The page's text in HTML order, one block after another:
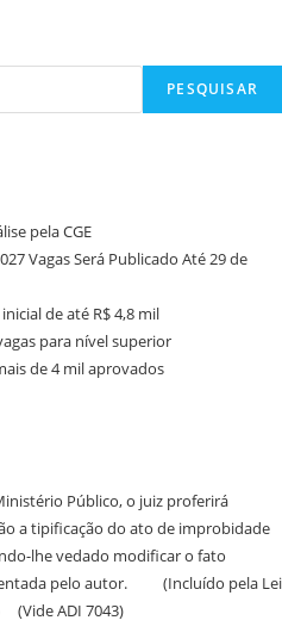
PESQUISAR
pela CGE
Vagas Será Publicado Até 29 de
de até R$ 4,8 mil
para nível superior
de 4 mil aprovados
Público, o juiz proferirá
a tipificação do ato de improbidade
lhe vedado modificar o fato
pelo autor. (Incluído pela Lei
(Vide ADI 7043)